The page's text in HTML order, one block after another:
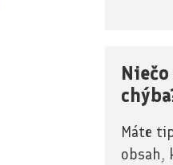
Máte
obsah,